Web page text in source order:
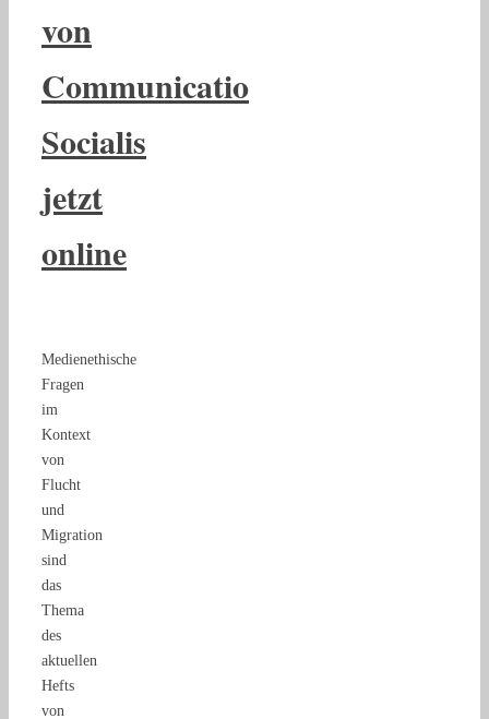
von
Communicatio
Socialis
jetzt
online
Medienethische
Fragen
im
Kontext
von
Flucht
und
Migration
sind
das
Thema
des
aktuellen
Hefts
von